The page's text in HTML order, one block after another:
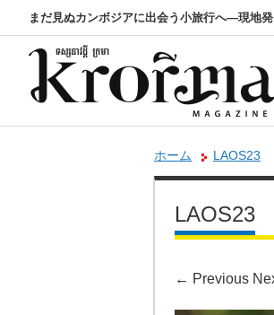
まだ見ぬカンボジアに出会う小旅行へ―現地
ホーム LAOS23
LAOS23
← Previous